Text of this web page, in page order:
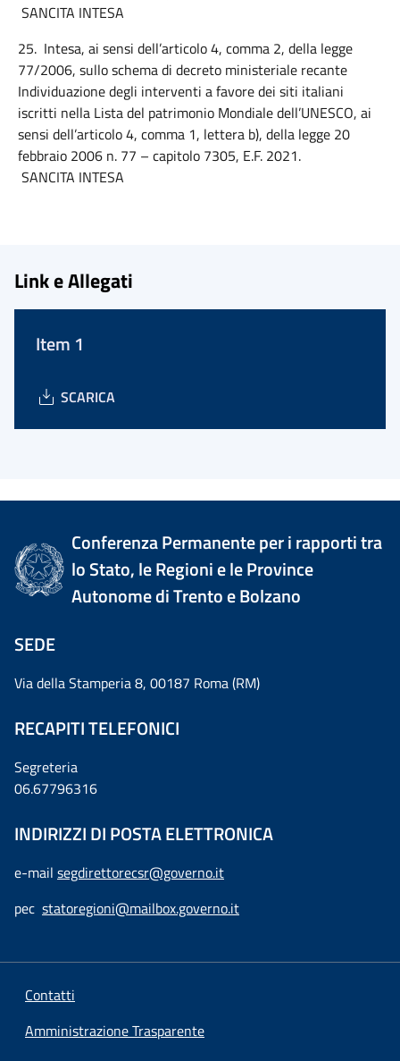
SANCITA INTESA
25. Intesa, ai sensi dell’articolo 4, comma 2, della legge
77/2006, sullo schema di decreto ministeriale recante
Individuazione degli interventi a favore dei siti italiani
iscritti nella Lista del patrimonio Mondiale dell’UNESCO, ai
sensi dell’articolo 4, comma 1, lettera b), della legge 20
febbraio 2006 n. 77 – capitolo 7305, E.F. 2021.
SANCITA INTESA
Link e Allegati
Item 1
SCARICA
Conferenza Permanente per i rapporti tra
lo Stato, le Regioni e le Province
Autonome di Trento e Bolzano
SEDE
Via della Stamperia 8, 00187 Roma (RM)
RECAPITI TELEFONICI
Segreteria
06.67796316
INDIRIZZI DI POSTA ELETTRONICA
e-mail segdirettorecsr@governo.it
pec statoregioni@mailbox.governo.it
Contatti
Amministrazione Trasparente